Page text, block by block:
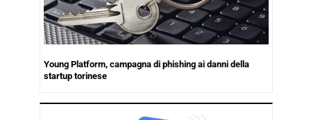
Young Platform, campagna di phishing ai danni della
startup torinese